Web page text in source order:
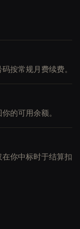
按常规月费续费。
的可用余额。
你中标时于结算扣